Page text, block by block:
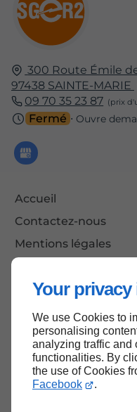
Your
We use Cookies to
personalising
analyzing traffic and
functionalities. By
the use of Cookies
Facebook
.
300 Route Émile
97438 SAINTE-MARIE
09 70 35 23 87
Fermé ⋅ Ouvre
Accueil
Contactez-nous
Mentions légales